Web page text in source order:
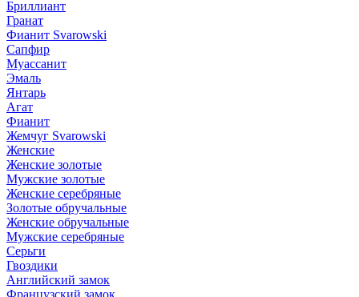
Бриллиант
Гранат
Фианит Svarowski
Сапфир
Муассанит
Эмаль
Янтарь
Агат
Фианит
Жемчуг Svarowski
Женские
Женские золотые
Мужские золотые
Женские серебряные
Золотые обручальные
Женские обручальные
Мужские серебряные
Серьги
Гвоздики
Английский замок
Французский замок